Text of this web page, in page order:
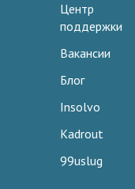
Центр
поддержки
Вакансии
Блог
Insolvo
Kadrout
99uslug